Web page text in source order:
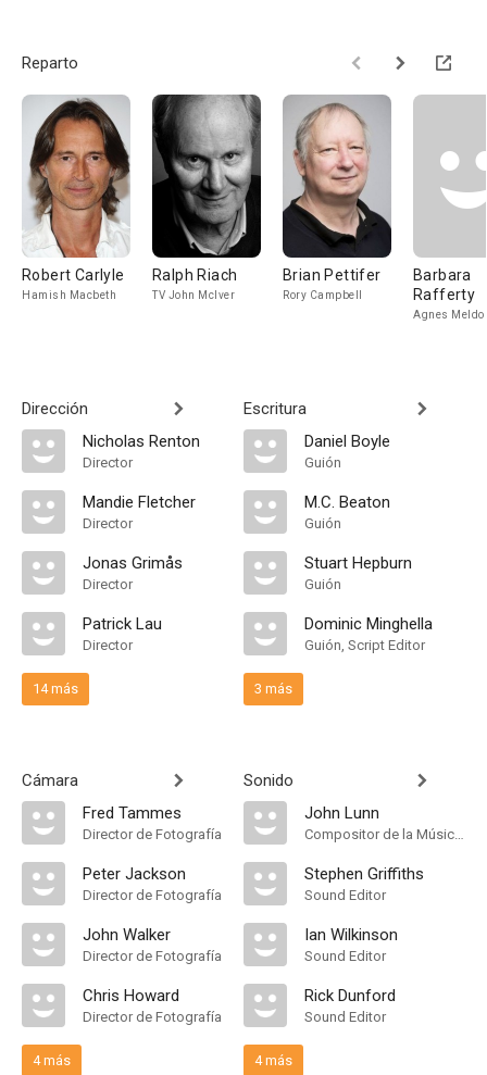
Reparto
Robert Carlyle
Hamish Macbeth
Ralph Riach
TV John McIver
Brian Pettifer
Rory Campbell
Barbara
Rafferty
Agnes
Dirección
Nicholas Renton
Director
Mandie Fletcher
Director
Jonas Grimås
Director
Patrick Lau
Director
14 más
Cámara
Fred Tammes
Director de Fotografía
Peter Jackson
Director de Fotografía
John Walker
Director de Fotografía
Chris Howard
Director de Fotografía
4 más
Escritura
Daniel Boyle
Guión
M.C. Beaton
Guión
Stuart Hepburn
Guión
Dominic Minghella
Guión, Script Editor
3 más
Sonido
John Lunn
Compositor de la Música Original, Música
Stephen Griffiths
Sound Editor
Ian Wilkinson
Sound Editor
Rick Dunford
Sound Editor
4 más